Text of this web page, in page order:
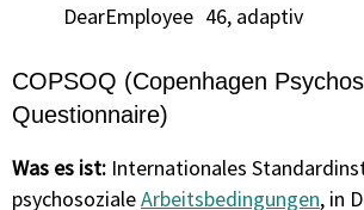
DearEmployee 46, adaptiv
COPSOQ (Copenhagen
Questionnaire)
Was es ist: Internationales
psychosozialeArbeitsbedingungen, in